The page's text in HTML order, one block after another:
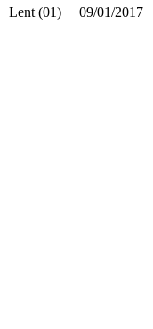
Lent (01) 09/01/2017